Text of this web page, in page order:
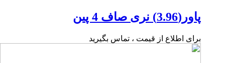
پاور(3.96) نری صاف 4 پین
برای اطلاع از قیمت ، تماس بگیرید